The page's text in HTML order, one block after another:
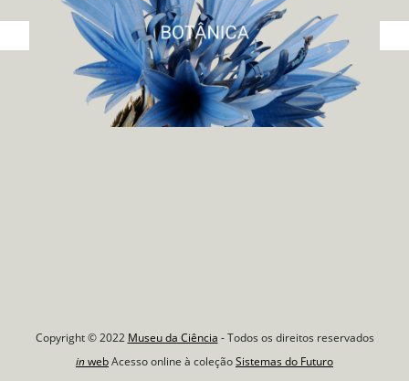
Copyright © 2022 Museu da Ciência - Todos os direitos reservados
inwebAcesso online à coleçãoSistemas do Futuro